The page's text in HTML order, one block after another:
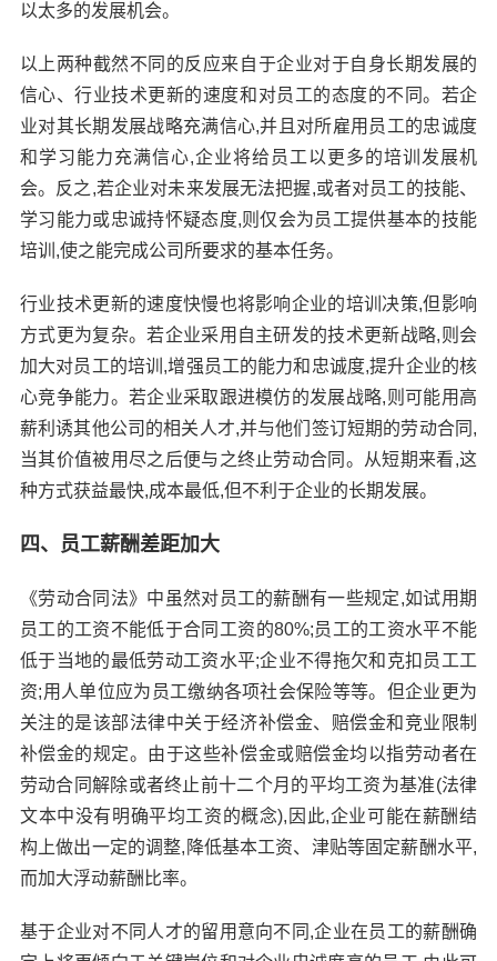
以太多的发展机会。
以上两种截然不同的反应来自于企业对于自身长期发展的
信心、行业技术更新的速度和对员工的态度的不同。若企
业对其长期发展战略充满信心,并且对所雇用员工的忠诚度
和学习能力充满信心,企业将给员工以更多的培训发展机
会。反之,若企业对未来发展无法把握,或者对员工的技能、
学习能力或忠诚持怀疑态度,则仅会为员工提供基本的技能
培训,使之能完成公司所要求的基本任务。
行业技术更新的速度快慢也将影响企业的培训决策,但影响
方式更为复杂。若企业采用自主研发的技术更新战略,则会
加大对员工的培训,增强员工的能力和忠诚度,提升企业的核
心竞争能力。若企业采取跟进模仿的发展战略,则可能用高
薪利诱其他公司的相关人才,并与他们签订短期的劳动合同,
当其价值被用尽之后便与之终止劳动合同。从短期来看,这
种方式获益最快,成本最低,但不利于企业的长期发展。
四、员工薪酬差距加大
《劳动合同法》中虽然对员工的薪酬有一些规定,如试用期
员工的工资不能低于合同工资的80%;员工的工资水平不能
低于当地的最低劳动工资水平;企业不得拖欠和克扣员工工
资;用人单位应为员工缴纳各项社会保险等等。但企业更为
关注的是该部法律中关于经济补偿金、赔偿金和竞业限制
补偿金的规定。由于这些补偿金或赔偿金均以指劳动者在
劳动合同解除或者终止前十二个月的平均工资为基准(法律
文本中没有明确平均工资的概念),因此,企业可能在薪酬结
构上做出一定的调整,降低基本工资、津贴等固定薪酬水平,
而加大浮动薪酬比率。
基于企业对不同人才的留用意向不同,企业在员工的薪酬确